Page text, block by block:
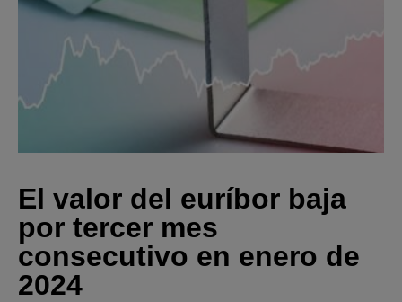
El valor del euríbor baja
por tercer mes
consecutivo en enero de
2024